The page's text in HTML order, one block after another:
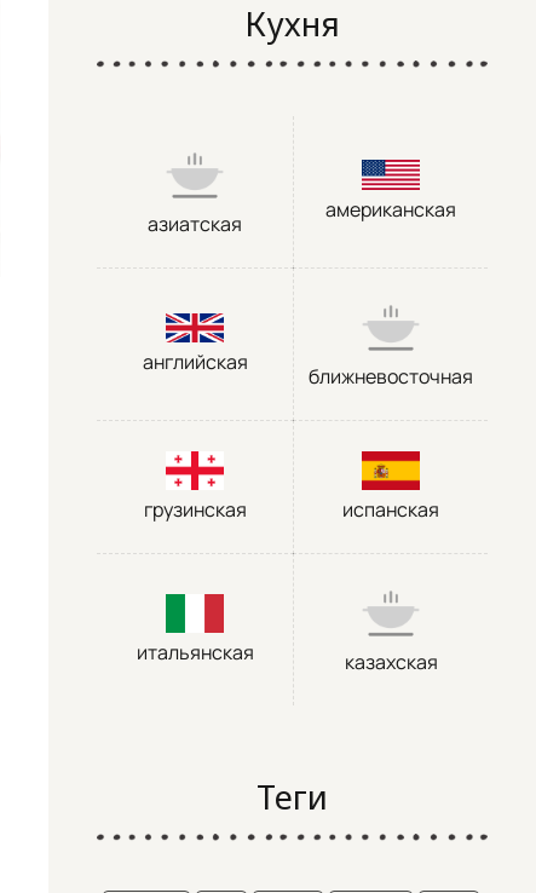
Кухня
азиатская
американская
английская
ближневосточная
грузинская испанская
итальянская казахская
Теги